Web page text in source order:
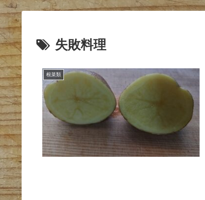
失敗料理
根菜類